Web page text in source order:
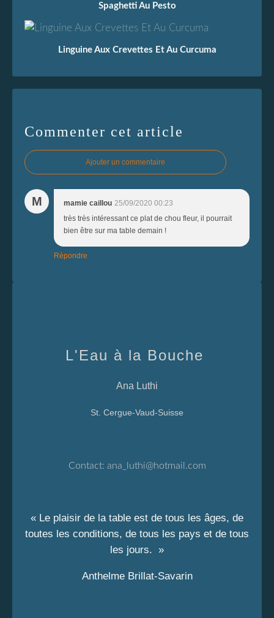
Spaghetti Au Pesto
Linguine Aux Crevettes Et Au Curcuma
Commenter cet article
Ajouter un commentaire
M mamie caillou 25/09/2020 00:23
très très intéressant ce plat de chou fleur, il pourrait
bien être sur ma table demain !
Répondre
L'Eau à la Bouche
Ana Luthi
St. Cergue-Vaud-Suisse
Contact: ana_luthi@hotmail.com
« Le plaisir de la table est de tous les âges, de
toutes les conditions, de tous les pays et de tous
les jours. »
Anthelme Brillat-Savarin